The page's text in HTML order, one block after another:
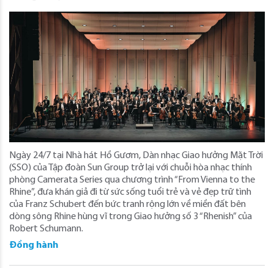
Ngày 24/7 tại Nhà hát Hồ Gươm, Dàn nhạc Giao hưởng Mặt Trời
(SSO) của Tập đoàn Sun Group trở lại với chuỗi hòa nhạc thính
phòng Camerata Series qua chương trình “From Vienna to the
Rhine”, đưa khán giả đi từ sức sống tuổi trẻ và vẻ đẹp trữ tình
của Franz Schubert đến bức tranh rộng lớn về miền đất bên
dòng sông Rhine hùng vĩ trong Giao hưởng số 3 “Rhenish” của
Robert Schumann.
Đồng hành